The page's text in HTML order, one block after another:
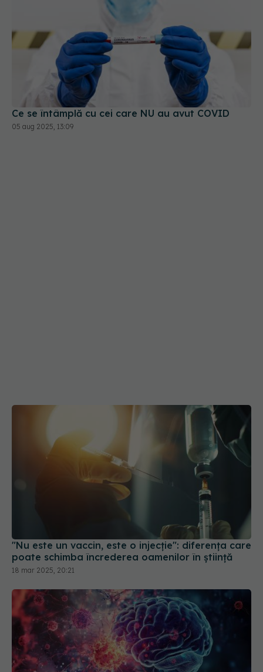
Ce se întâmplă cu cei care NU au avut COVID
05 aug 2025, 13:09
"Nu este un vaccin, este o injecție": diferența care
poate schimba încrederea oamenilor în știință
18 mar 2025, 20:21